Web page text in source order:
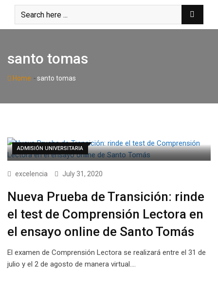
content
santo tomas
Home -santo tomas
ADMISIÓN UNIVERSITARIA
excelencia July 31, 2020
Nueva Prueba de Transición: rinde
el test de Comprensión Lectora en
el ensayo online de Santo Tomás
El examen de Comprensión Lectora se realizará entre el 31 de
julio y el 2 de agosto de manera virtual.…